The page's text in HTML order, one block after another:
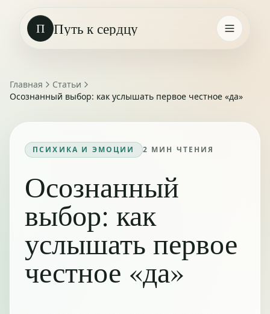
П Путь к сердцу
Главная
Статьи
Осознанный выбор: как услышать первое честное «да»
ПСИХИКА И ЭМОЦИИ 2 МИН ЧТЕНИЯ
Осознанный
выбор: как
услышать первое
честное «да»